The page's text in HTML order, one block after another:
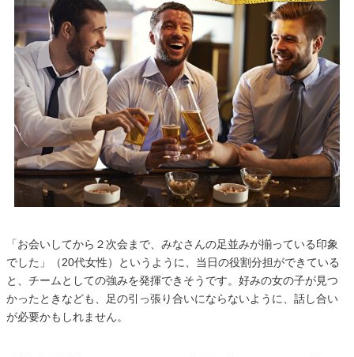
「お会いしてから２次会まで、みなさんの足並みが揃っている印象
でした」（20代女性）というように、当日の役割分担ができている
と、チームとしての強みを発揮できそうです。好みの女の子が見つ
かったときなども、足の引っ張り合いにならないように、話し合い
が必要かもしれません。